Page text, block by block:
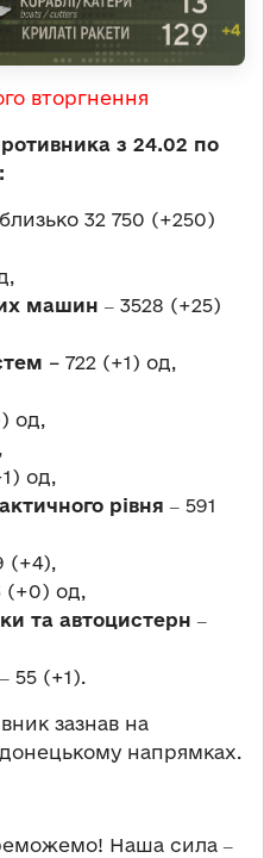
вторгнення
з 24.02 по
32 750 (+250)
машин ‒ 3528 (+25)
– 722 (+1) од,
од,
од,
рівня ‒ 591
(+4),
(+0) од,
та автоцистерн ‒
‒ 55 (+1).
зазнав на
напрямках.
Наша сила ‒